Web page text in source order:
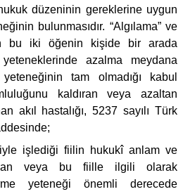
düzeninin gereklerine uygun
bulunmasıdır. “Algılama” ve
bu iki öğenin kişide bir arada
azalma meydana
tam olmadığı kabul
kaldıran veya azaltan
akıl hastalığı, 5237 sayılı Türk
işlediği fiilin hukukî anlam ve
veya bu fiille ilgili olarak
yeteneği önemli derecede